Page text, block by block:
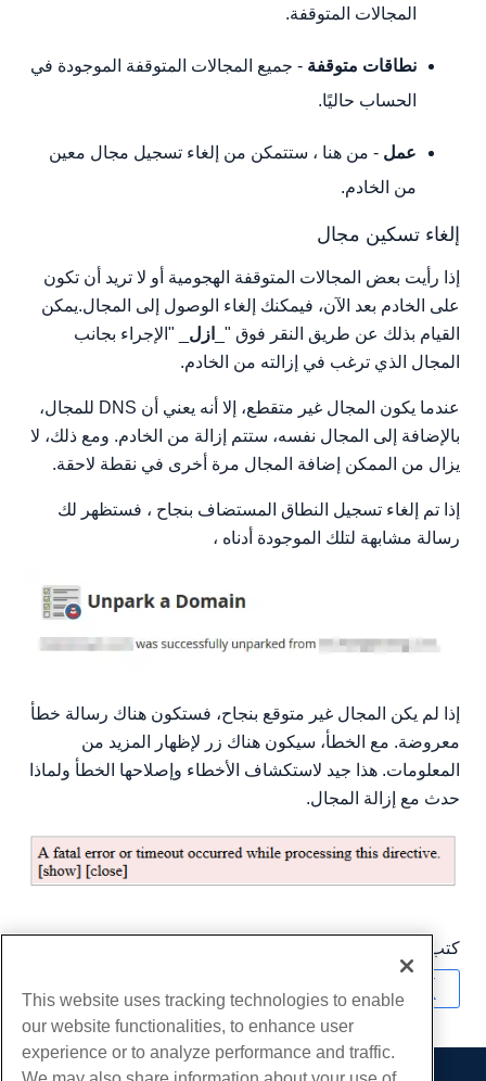
المجالات المتوقفة.
نطاقات متوقفة - جميع المجالات المتوقفة الموجودة في
الحساب حاليًا.
عمل - من هنا ، ستتمكن من إلغاء تسجيل مجال معين
من الخادم.
إلغاء تسكين مجال
إذا رأيت بعض المجالات المتوقفة الهجومية أو لا تريد أن تكون
على الخادم بعد الآن، فيمكنك إلغاء الوصول إلى المجال.يمكن
القيام بذلك عن طريق النقر فوق "_
ازل _ "الإجراء بجانب
المجال الذي ترغب في إزالته من الخادم.
عندما يكون المجال غير متقطع، إلا أنه يعني أن DNS للمجال،
بالإضافة إلى المجال نفسه، ستتم إزالة من الخادم. ومع ذلك، لا
يزال من الممكن إضافة المجال مرة أخرى في نقطة لاحقة.
إذا تم إلغاء تسجيل النطاق المستضاف بنجاح ، فستظهر لك
رسالة مشابهة لتلك الموجودة أدناه ،
إذا لم يكن المجال غير متوقع بنجاح، فستكون هناك رسالة خطأ
معروضة. مع الخطأ، سيكون هناك زر لإظهار المزيد من
المعلومات. هذا جيد لاستكشاف الأخطاء وإصلاحها الخطأ ولماذا
حدث مع إزالة المجال.
كتب بواسطة
This website uses tracking technologies to enable
our website functionalities, to enhance user
experience or to analyze performance and traffic.